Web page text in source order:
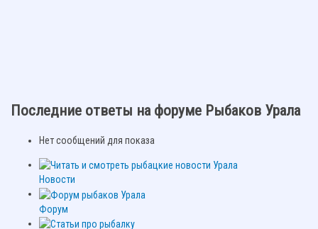
Последние ответы на форуме Рыбаков Урала
Нет сообщений для показа
Новости
Форум